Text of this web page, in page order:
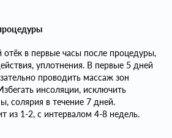
в первые часы после процедуры,
уплотнения. В первые 5 дней
проводить массаж зон
инсоляции, исключить
солярия в течение 7 дней.
из 1-2, с интервалом 4-8 недель.